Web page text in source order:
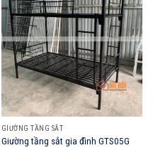
GIƯỜNG TẦNG SẮT
Giường tầng sắt gia đình GTS05G